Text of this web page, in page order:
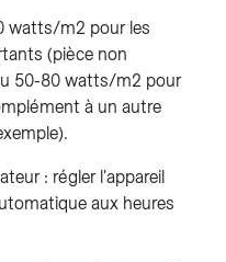
watts/m2 pour les
(pièce non
50-80 watts/m2 pour
à un autre
: régler l'appareil
aux heures